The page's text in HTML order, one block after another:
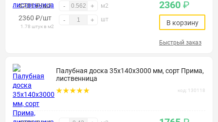
4201 ₽/м2 - + м2
2360 ₽/шт
1.78 штук в м2
- + шт
2360 ₽
В корзину
Быстрый заказ
Палубная доска 35х140х3000 мм, сорт Прима,
лиственница
код: 130118